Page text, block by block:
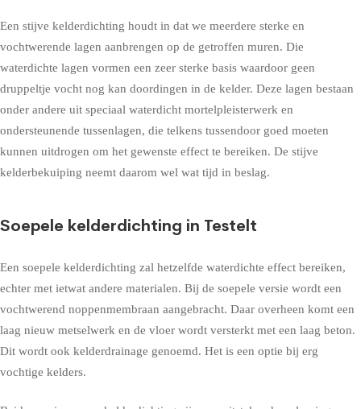
Een stijve kelderdichting houdt in dat we meerdere sterke en
vochtwerende lagen aanbrengen op de getroffen muren. Die
waterdichte lagen vormen een zeer sterke basis waardoor geen
druppeltje vocht nog kan doordingen in de kelder. Deze lagen bestaan
onder andere uit speciaal waterdicht mortelpleisterwerk en
ondersteunende tussenlagen, die telkens tussendoor goed moeten
kunnen uitdrogen om het gewenste effect te bereiken. De stijve
kelderbekuiping neemt daarom wel wat tijd in beslag.
Soepele kelderdichting in Testelt
Een soepele kelderdichting zal hetzelfde waterdichte effect bereiken,
echter met ietwat andere materialen. Bij de soepele versie wordt een
vochtwerend noppenmembraan aangebracht. Daar overheen komt een
laag nieuw metselwerk en de vloer wordt versterkt met een laag beton.
Dit wordt ook kelderdrainage genoemd. Het is een optie bij erg
vochtige kelders.